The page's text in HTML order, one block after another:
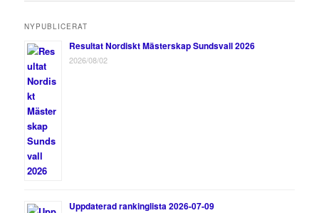
NYPUBLICERAT
Resultat Nordiskt Mästerskap Sundsvall 2026
2026/08/02
Uppdaterad rankinglista 2026-07-09